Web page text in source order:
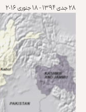
۲۸ جدی ۱۳۹۴ - ۱۸ جنوری ۲۰۱۶